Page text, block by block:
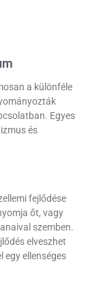
a különféle
Egyes
és
fejlődése
őt, vagy
szemben.
elveszhet
ellenséges